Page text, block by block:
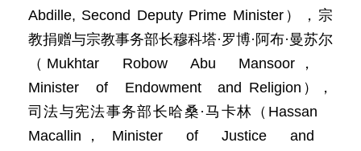
Abdille, Second Deputy Prime Minister），宗
教捐赠与宗教事务部长穆科塔·罗博·阿布·曼苏尔
（Mukhtar Robow Abu Mansoor，
Minister of Endowment and Religion），
司法与宪法事务部长哈桑·马卡林（Hassan
Macallin， Minister of Justice and